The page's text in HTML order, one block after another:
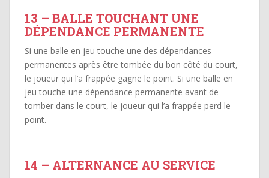
13 – BALLE TOUCHANT UNE
DÉPENDANCE PERMANENTE
Si une balle en jeu touche une des dépendances
permanentes après être tombée du bon côté du court,
le joueur qui l’a frappée gagne le point. Si une balle en
jeu touche une dépendance permanente avant de
tomber dans le court, le joueur qui l’a frappée perd le
point.
14 – ALTERNANCE AU SERVICE